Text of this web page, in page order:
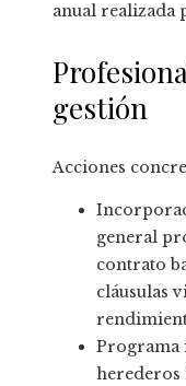
anual realizada
gestión
Acciones
general
contrato
cláusulas
Programa
herederos